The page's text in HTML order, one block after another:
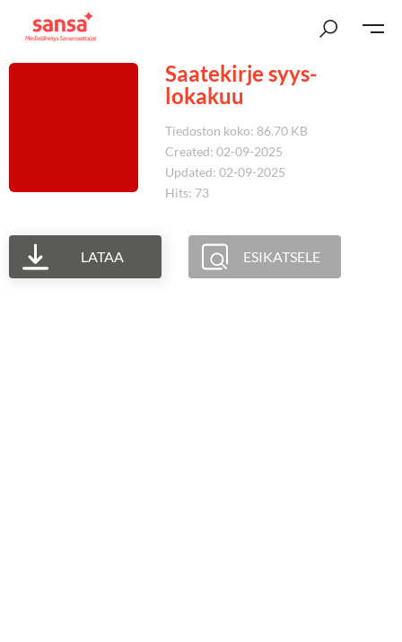
Saatekirje syys-
lokakuu
Tiedoston koko: 86.70 KB
Created: 02-09-2025
Updated: 02-09-2025
Hits: 73
LATAA ESIKATSELE